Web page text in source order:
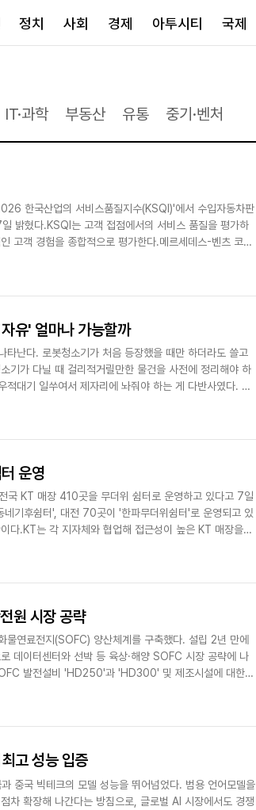
경
경제일반
IT·과학
부동산
종합
영남
호남
정치 사회 경제 아투시티 국제
IT·과학 부동산 유통 중기·벤처
한국산업의 서비스품질지수(KSQI)'에서 수입자동차판
밝혔다.KSQI는 고객 접점에서의 서비스 품질을 평가하
고객 경험을 종합적으로 평가한다.메르세데스-벤츠 코리
유' 얼마나 가능할까
타난다. 로봇청소기가 처음 등장했을 때만 하더라도 쓸고
기가 다닐 때 걸리적거릴만한 물건을 사전에 정리해야 하
대기 일쑤여서 제자리에 놔줘야 하는 게 다반사였다. 물
다 청..
운영
국 KT 매장 410곳을 무더위 쉼터로 운영하고 있다고 7일
기후쉼터', 대전 70곳이 '한파무더위쉼터'로 운영되고 있
다.KT는 각 지자체와 협업해 접근성이 높은 KT 매장을
원 시장 공략
물연료전지(SOFC) 양산체계를 구축했다. 설립 2년 만에
데이터센터와 선박 등 육상·해양 SOFC 시장 공략에 나
발전설비 'HD250'과 'HD300' 및 제조시설에 대한
고 성능 입증
중국 빅테크의 모델 성능을 뛰어넘었다. 범용 언어모델을
차 확장해 나간다는 방침으로, 글로벌 AI 시장에서도 경쟁